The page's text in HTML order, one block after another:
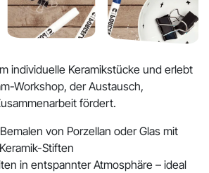
individuelle Keramikstücke und erlebt
Workshop, der Austausch,
fördert.
von Porzellan oder Glas mit
Stiften
in entspannter Atmosphäre – ideal